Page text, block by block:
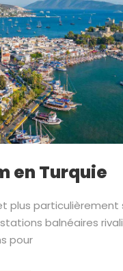
en Turquie
plus
balnéaires
pour